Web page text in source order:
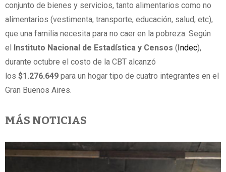
conjunto de bienes y servicios, tanto alimentarios como no
alimentarios (vestimenta, transporte, educación, salud, etc),
que una familia necesita para no caer en la pobreza. Según
el
Instituto Nacional de Estadística y Censos ( Indec),
durante octubre el costo de la CBT alcanzó
los $1.276.649 para un hogar tipo de cuatro integrantes en el
Gran Buenos Aires.
MÁS NOTICIAS